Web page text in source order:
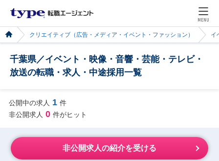
MENU
クリエイティブ（広告・メディア・イベント・ファッション） イ
千葉県／イベント・映像・音響・芸能・テレビ・
放送の転職・求人・中途採用一覧
公開中の求人 1 件
非公開求人 0 件がヒット
非公開求人の紹介を受ける